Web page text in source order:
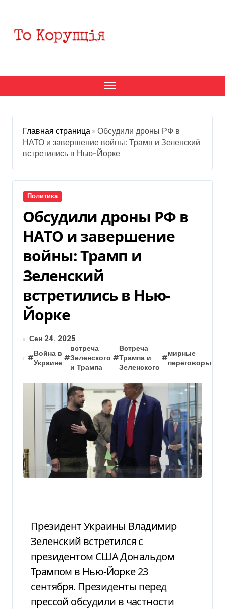
содержанию
Главная страница » Обсудили дроны РФ в
НАТО и завершение войны: Трамп и Зеленский
встретились в Нью-Йорке
Политика
Обсудили дроны РФ в
НАТО и завершение
войны: Трамп и
Зеленский
встретились в Нью-
Йорке
Сен 24, 2025
#
Война в
Украине
#
встреча
Зеленского
и Трампа
#
Встреча
Трампа и
Зеленского
#
мирные
переговоры
Президент Украины Владимир
Зеленский встретился с
президентом США Дональдом
Трампом в Нью-Йорке 23
сентября. Президенты перед
прессой обсудили в частности